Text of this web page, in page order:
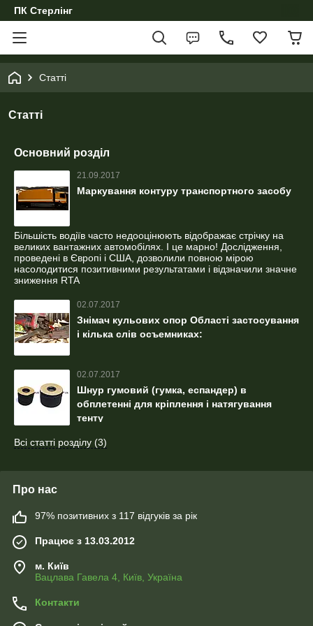
ПК Стерлінг
Статті
Статті
Основний розділ
21.09.2017
Маркування контуру транспортного засобу
Більшість водіїв часто недооцінюють відображає стрічку на
великих вантажних автомобілях. І це марно! Дослідження,
проведені в Європі і США, дозволили повною мірою
насолодитися позитивними результатами і відзначили значне
зниження RTA
02.07.2017
Знімач кульових опор Області застосування
і кілька слів осъемниках:
02.07.2017
Шнур гумовий (гумка, еспандер) в
обплетенні для кріплення і натягування
тенту
Всі статті розділу (3)
Про нас
97% позитивних з 117 відгуків за рік
Працює з 13.03.2012
м. Київ
Вацлава Гавела 4, Київ, Україна
Контакти